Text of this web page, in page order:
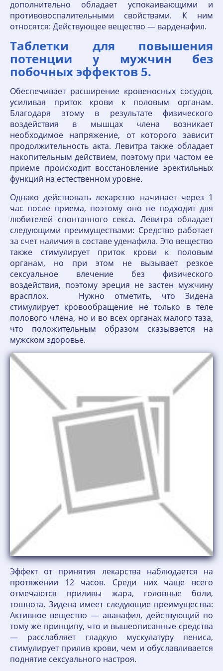
дополнительно обладает успокаивающими и
противовоспалительными свойствами. К ним
относятся: Действующее вещество — варденафил.
Таблетки для повышения
потенции у мужчин без
побочных эффектов 5.
Обеспечивает расширение кровеносных сосудов,
усиливая приток крови к половым органам.
Благодаря этому в результате физического
воздействия в мышцах члена возникает
необходимое напряжение, от которого зависит
продолжительность акта. Левитра также обладает
накопительным действием, поэтому при частом ее
приеме происходит восстановление эректильных
функций на естественном уровне.
Однако действовать лекарство начинает через 1
час после приема, поэтому оно не подходит для
любителей спонтанного секса. Левитра обладает
следующими преимуществами: Средство работает
за счет наличия в составе уденафила. Это вещество
также стимулирует приток крови к половым
органам, но при этом не вызывает резкое
сексуальное влечение без физического
воздействия, поэтому эреция не застен мужчину
врасплох. Нужно отметить, что Зидена
стимулирует кровообращение не только в теле
полового члена, но и во всех органах малого таза,
что положительным образом сказывается на
мужском здоровье.
Эффект от принятия лекарства наблюдается на
протяжении 12 часов. Среди них чаще всего
отмечаются приливы жара, головные боли,
тошнота. Зидена имеет следующие преимущества:
Активное вещество — аванафил, действующий по
тому же принципу, что и вышеописанные средства
— расслабляет гладкую мускулатуру пениса,
стимулирует прилив крови, чем и обуславливается
поднятие сексуального настроя.